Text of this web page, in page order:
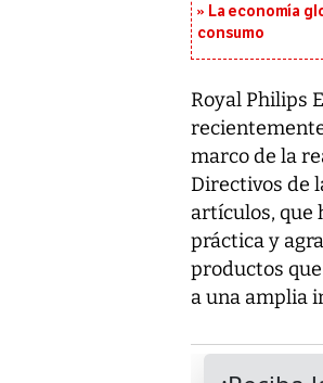
La economía
consumo
Royal Philips
marco de la
Directivos de
artículos, que
práctica y
productos
a una amplia